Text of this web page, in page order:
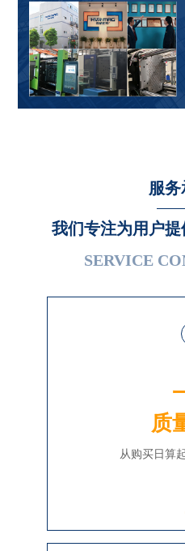
服
我们专注为用户
SERVICE
质
从购买日算